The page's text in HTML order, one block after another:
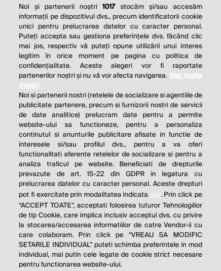
Noi și partenerii noștri1017 stocăm și/sau accesăm
informații pe dispozitivul dvs., precum identificatorii cookie
unici pentru prelucrarea datelor cu caracter personal.
Puteți accepta sau gestiona preferințele dvs. făcând clic
mai jos, respectiv vă puteți opune utilizării unui interes
legitim în orice moment pe pagina cu politica de
confidențialitate. Aceste alegeri vor fi raportate
partenerilor noștri și nu vă vor afecta navigarea. Mai multe
detalii
Noi si partenerii nostri (retelele de socializare si agentiile de
publicitate partenere, precum si furnizorii nostri de servicii
de date analitice) prelucram date pentru a permite
website-ului sa functioneze, pentru a personaliza
continutul si anunturile publicitare afisate in functie de
interesele si/sau profilul dvs., pentru a va oferi
functionalitati aferente retelelor de socializare si pentru a
analiza traficul pe website. Beneficiati de drepturile
prevazute de art. 15-22 din GDPR in legatura cu
prelucrarea datelor cu caracter personal. Aceste drepturi
pot fi exercitate prin modalitatea indicata aici. Prin click pe
“ACCEPT TOATE”, acceptati folosirea tuturor Tehnologiilor
de tip Cookie, care implica inclusiv acceptul dvs. cu privire
la stocarea/accesarea informatiilor de catre Vendor-ii cu
care colaboram. Prin click pe “VREAU SA MODIFIC
SETARILE INDIVIDUAL” puteti schimba preferintele in mod
individual, mai putin cele legate de cookie strict necesare
pentru functionarea website-ului.